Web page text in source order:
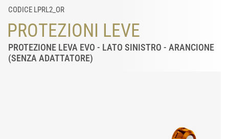
CODICE LPRL2_OR
PROTEZIONI LEVE
PROTEZIONE LEVA EVO - LATO SINISTRO - ARANCIONE
(SENZA ADATTATORE)